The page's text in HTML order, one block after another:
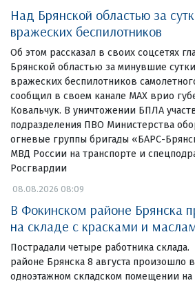
Над Брянской областью за
вражеских беспилотников
Об этом рассказал в своих соцсетях
Брянской областью за минувшие
вражеских беспилотников
сообщил в своем канале МАХ врио
Ковальчук. В уничтожении БПЛА
подразделения ПВО Министерства
огневые группы бригады «БАРС-
МВД России на транспорте и
Росгвардии
08.08.2026 08:09
В Фокинском районе Брянска
на складе с красками и
Пострадали четыре работника
районе Брянска 8 августа произошло
одноэтажном складском помещении на